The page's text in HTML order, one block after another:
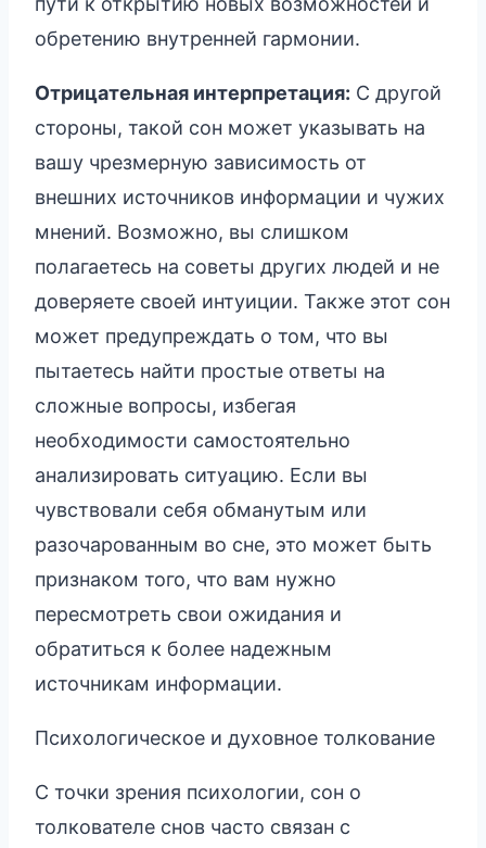
обретению внутренней гармонии.
Отрицательная интерпретация: С другой
стороны, такой сон может указывать на
вашу чрезмерную зависимость от
внешних источников информации и чужих
мнений. Возможно, вы слишком
полагаетесь на советы других людей и не
доверяете своей интуиции. Также этот сон
может предупреждать о том, что вы
пытаетесь найти простые ответы на
сложные вопросы, избегая
необходимости самостоятельно
анализировать ситуацию. Если вы
чувствовали себя обманутым или
разочарованным во сне, это может быть
признаком того, что вам нужно
пересмотреть свои ожидания и
обратиться к более надежным
источникам информации.
Психологическое и духовное толкование
С точки зрения психологии, сон о
толкователе снов часто связан с